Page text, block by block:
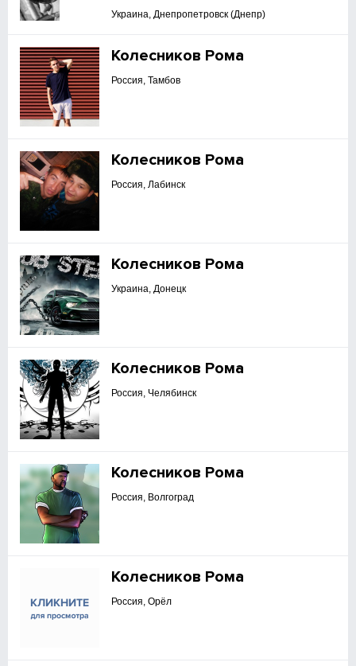
Украина, Днепропетровск (Днепр)
Колесников Рома
Россия, Тамбов
Колесников Рома
Россия, Лабинск
Колесников Рома
Украина, Донецк
Колесников Рома
Россия, Челябинск
Колесников Рома
Россия, Волгоград
Колесников Рома
Россия, Орёл